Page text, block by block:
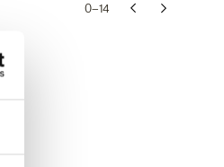
0–14